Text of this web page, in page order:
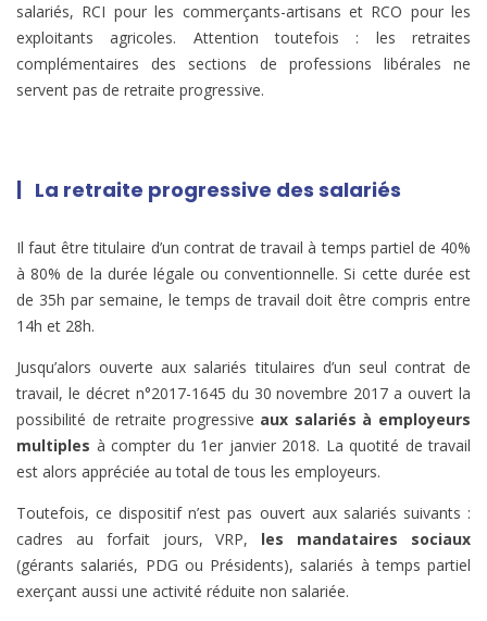
salariés, RCI pour les commerçants-artisans et RCO pour les
exploitants agricoles. Attention toutefois : les retraites
complémentaires des sections de professions libérales ne
servent pas de retraite progressive.
| La retraite progressive des salariés
Il faut être titulaire d’un contrat de travail à temps partiel de 40%
à 80% de la durée légale ou conventionnelle. Si cette durée est
de 35h par semaine, le temps de travail doit être compris entre
14h et 28h.
Jusqu’alors ouverte aux salariés titulaires d’un seul contrat de
travail, le décret n°2017-1645 du 30 novembre 2017 a ouvert la
possibilité de retraite progressive aux salariés à employeurs
multiples à compter du 1er janvier 2018. La quotité de travail
est alors appréciée au total de tous les employeurs.
Toutefois, ce dispositif n’est pas ouvert aux salariés suivants :
cadres au forfait jours, VRP, les mandataires sociaux
(gérants salariés, PDG ou Présidents), salariés à temps partiel
exerçant aussi une activité réduite non salariée.